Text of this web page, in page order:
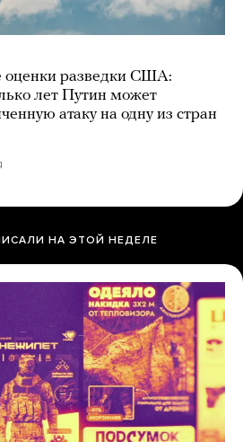
оценки разведки США:
лет Путин может
атаку на одну из стран
НА ЭТОЙ НЕДЕЛЕ